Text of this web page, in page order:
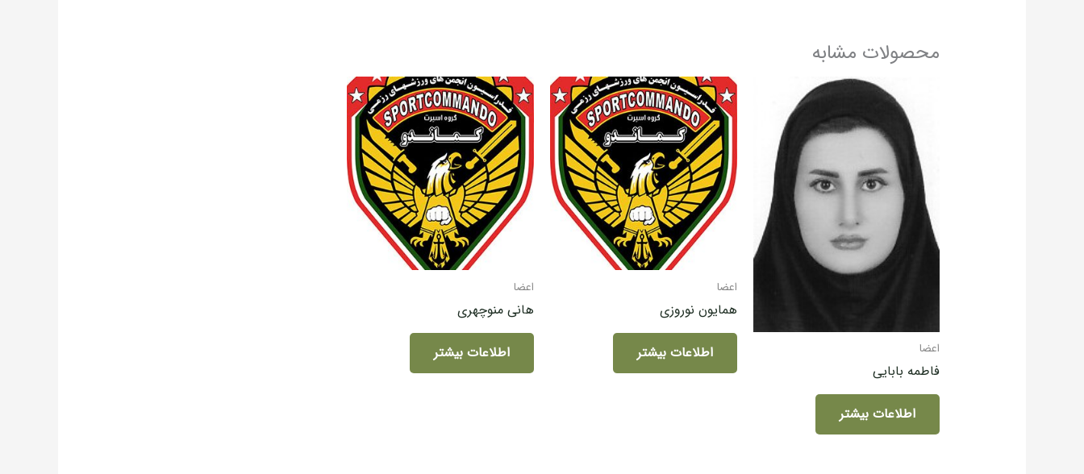
محصولات مشابه
اعضا
فاطمه بابایی
اطلاعات بیشتر
اعضا
همایون نوروزی
اطلاعات بیشتر
اعضا
هانی منوچهری
اطلاعات بیشتر